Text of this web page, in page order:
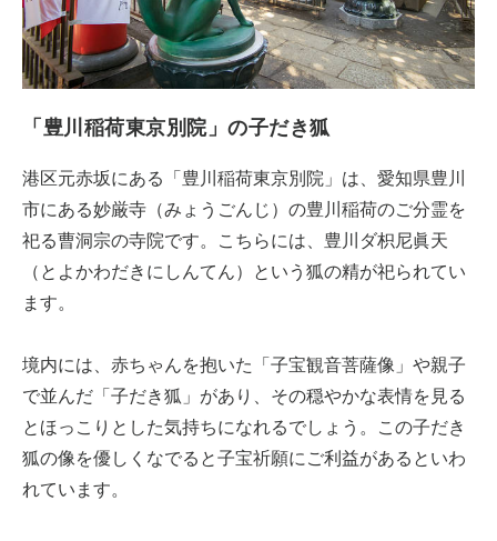
「豊川稲荷東京別院」の子だき狐
港区元赤坂にある「豊川稲荷東京別院」は、愛知県豊川
市にある妙厳寺（みょうごんじ）の豊川稲荷のご分霊を
祀る曹洞宗の寺院です。こちらには、豊川ダ枳尼眞天
（とよかわだきにしんてん）という狐の精が祀られてい
ます。
境内には、赤ちゃんを抱いた「子宝観音菩薩像」や親子
で並んだ「子だき狐」があり、その穏やかな表情を見る
とほっこりとした気持ちになれるでしょう。この子だき
狐の像を優しくなでると子宝祈願にご利益があるといわ
れています。